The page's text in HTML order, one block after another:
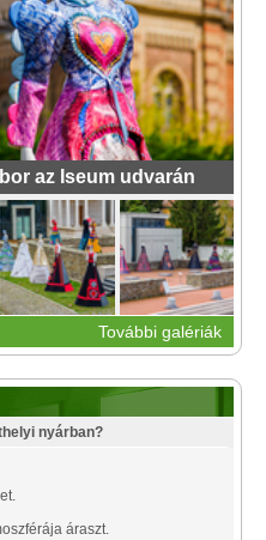
az Iseum udvarán
További galériák
nyárban?
áraszt.